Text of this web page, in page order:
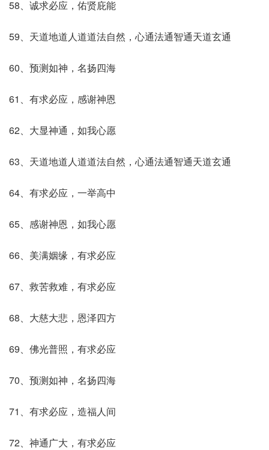
58、诚求必应，佑贤庇能
59、天道地道人道道法自然，心通法通智通天道玄通
60、预测如神，名扬四海
61、有求必应，感谢神恩
62、大显神通，如我心愿
63、天道地道人道道法自然，心通法通智通天道玄通
64、有求必应，一举高中
65、感谢神恩，如我心愿
66、美满姻缘，有求必应
67、救苦救难，有求必应
68、大慈大悲，恩泽四方
69、佛光普照，有求必应
70、预测如神，名扬四海
71、有求必应，造福人间
72、神通广大，有求必应